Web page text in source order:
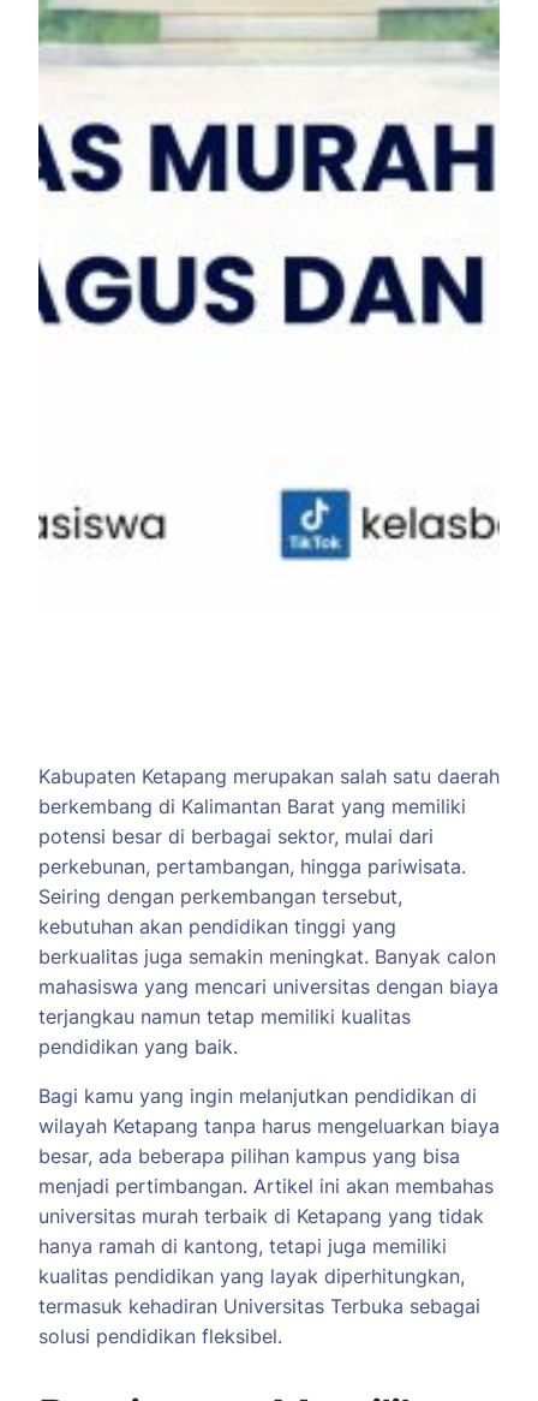
Kabupaten Ketapang merupakan salah satu daerah
berkembang di Kalimantan Barat yang memiliki
potensi besar di berbagai sektor, mulai dari
perkebunan, pertambangan, hingga pariwisata.
Seiring dengan perkembangan tersebut,
kebutuhan akan pendidikan tinggi yang
berkualitas juga semakin meningkat. Banyak calon
mahasiswa yang mencari universitas dengan biaya
terjangkau namun tetap memiliki kualitas
pendidikan yang baik.
Bagi kamu yang ingin melanjutkan pendidikan di
wilayah Ketapang tanpa harus mengeluarkan biaya
besar, ada beberapa pilihan kampus yang bisa
menjadi pertimbangan. Artikel ini akan membahas
universitas murah terbaik di Ketapang yang tidak
hanya ramah di kantong, tetapi juga memiliki
kualitas pendidikan yang layak diperhitungkan,
termasuk kehadiran Universitas Terbuka sebagai
solusi pendidikan fleksibel.